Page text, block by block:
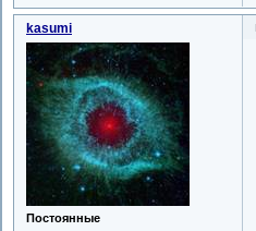
kasumi
Постоянные